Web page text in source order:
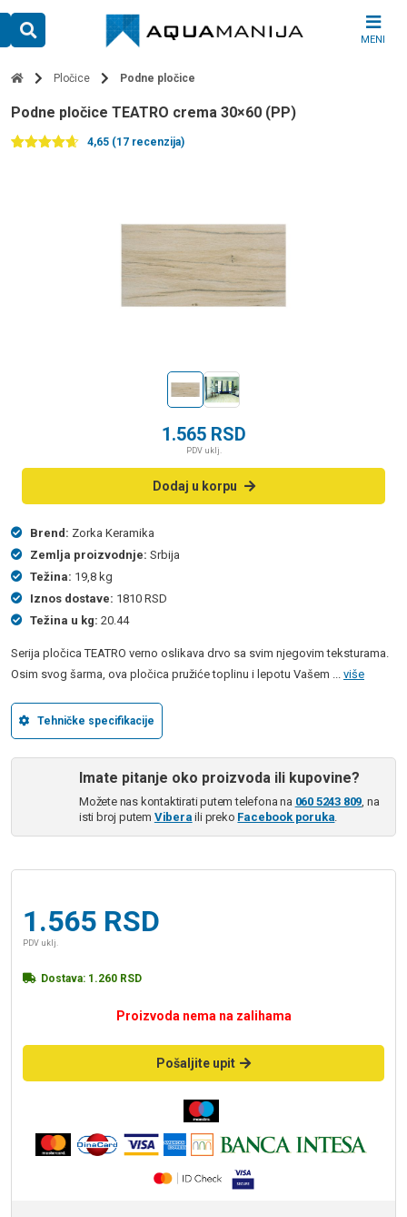
content
MENI
Pločice Podne pločice
Podne pločice TEATRO crema 30×60 (PP)
4,65 (17 recenzija)
1.565 RSD
PDV uklj.
Dodaj u korpu
Brend: Zorka Keramika
Zemlja proizvodnje: Srbija
Težina: 19,8 kg
Iznos dostave: 1810 RSD
Težina u kg: 20.44
Serija pločica TEATRO verno oslikava drvo sa svim njegovim teksturama.
Osim svog šarma, ova pločica pružiće toplinu i lepotu Vašem ... više
Tehničke specifikacije
Imate pitanje oko proizvoda ili kupovine?
Možete nas kontaktirati putem telefona na 060 5243 809, na
isti broj putem Vibera ili preko Facebook poruka.
1.565 RSD
PDV uklj.
Dostava: 1.260 RSD
Proizvoda nema na zalihama
Pošaljite upit